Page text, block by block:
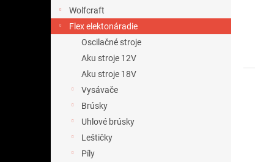
Wolfcraft
Flex elektonáradie
Oscilačné stroje
Aku stroje 12V
Aku stroje 18V
Vysávače
Brúsky
Uhlové brúsky
Leštičky
Píly